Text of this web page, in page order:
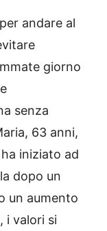
andare al
giorno
senza
63 anni,
iniziato ad
dopo un
un aumento
i valori si